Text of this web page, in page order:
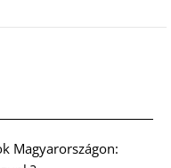
Magyarországon: